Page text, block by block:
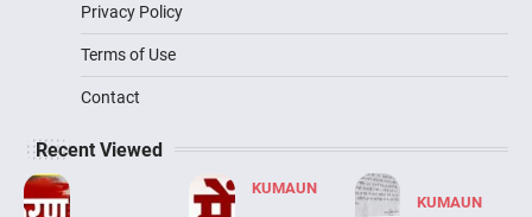
Privacy Policy
Terms of Use
Contact
Recent Viewed
KUMAUN
KUMAUN